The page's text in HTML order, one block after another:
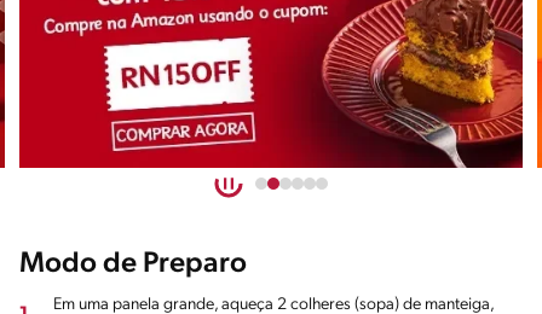
Modo de Preparo
Em uma panela grande, aqueça 2 colheres (sopa) de manteiga,